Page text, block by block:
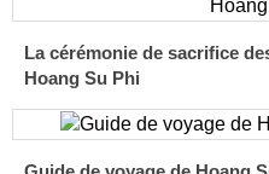
La cérémonie de sacrifice
Hoang Su Phi